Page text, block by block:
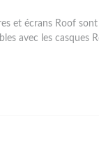
et écrans Roof
avec les casques